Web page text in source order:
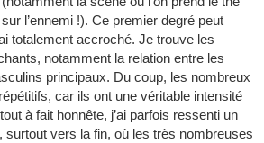
l’ennemi !). Ce premier degré peut
totalement accroché. Je trouve les
notamment la relation entre les
principaux. Du coup, les nombreux
car ils ont une véritable intensité
à fait honnête, j’ai parfois ressenti un
surtout vers la fin, où les très nombreuses